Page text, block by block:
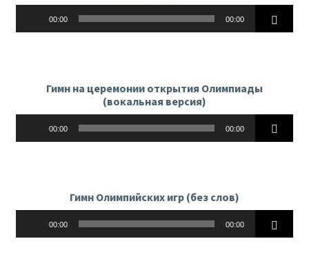
00:00 00:00
Гимн на церемонии открытия Олимпиады
(вокальная версия)
00:00 00:00
Гимн Олимпийских игр (без слов)
00:00 00:00